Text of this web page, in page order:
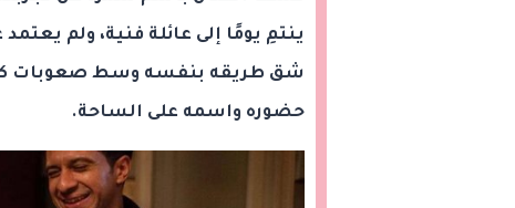
ينتمِ يومًا إلى عائلة فنية، ولم
شق طريقه بنفسه وسط صعوبات
حضوره واسمه على الساحة.